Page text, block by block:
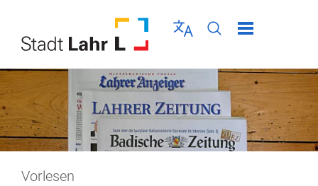
Sprache wählen
Seiten-Suche
Menü schließen
Vorlesen